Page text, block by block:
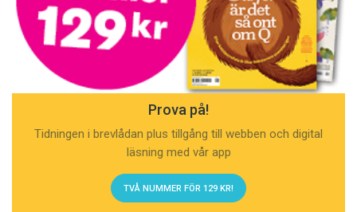
Prova på!
Tidningen i brevlådan plus tillgång till webben och digital
läsning med vår app
TVÅ NUMMER FÖR 129 KR!